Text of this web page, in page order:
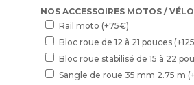
NOS ACCESSOIRES MOTOS /
Rail moto (+75€)
Bloc roue de 12 à 21 pouces (+125
Bloc roue stabilisé de 15 à 22
Sangle de roue 35 mm 2.75 m